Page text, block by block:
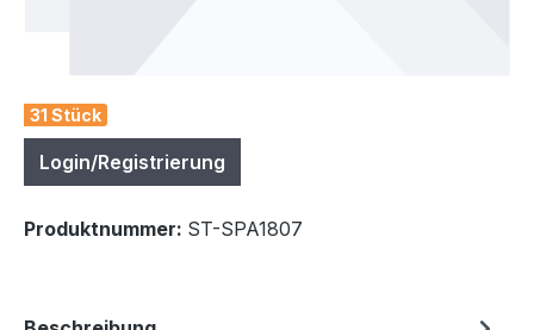
31 Stück
Login/Registrierung
Produktnummer: ST-SPA1807